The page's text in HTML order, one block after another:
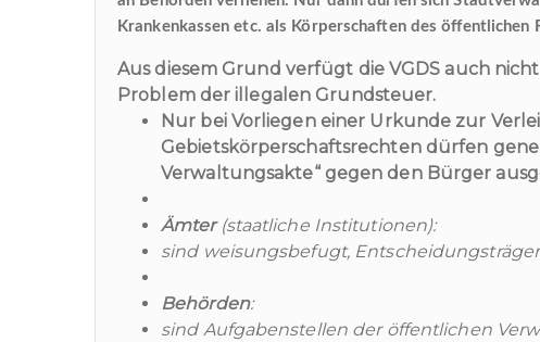
Krankenkassen etc. als Körperschaften des öffentlichen
Aus diesem Grund verfügt die VGDS auch
Problem der illegalen Grundsteuer.
Nur bei Vorliegen einer Urkunde zur
Gebietskörperschaftsrechten dürfen
Verwaltungsakte“ gegen den Bürger
Ämter(staatliche Institutionen):
sind weisungsbefugt,
Behörden:
sind Aufgabenstellen der öffentlichen